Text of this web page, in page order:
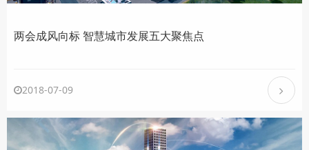
两会成风向标 智慧城市发展五大聚焦点
2018-07-09